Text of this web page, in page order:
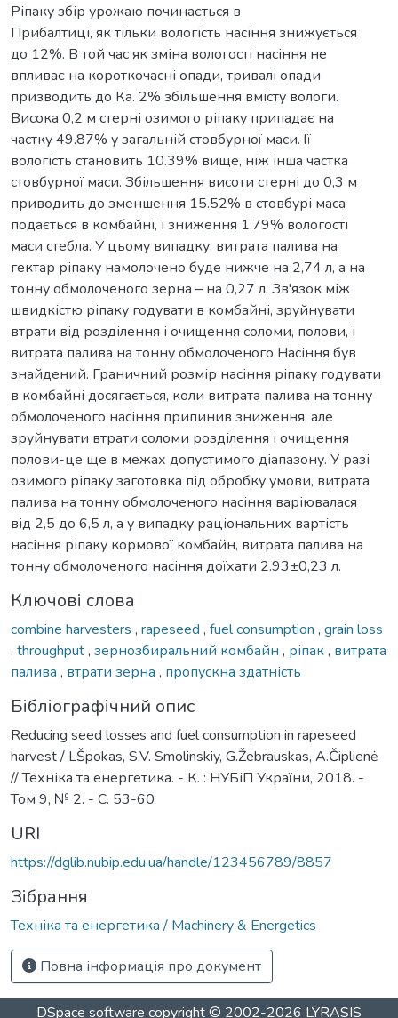
Ріпаку збір урожаю починається в
Прибалтиці, як тільки вологість насіння знижується
до 12%. В той час як зміна вологості насіння не
впливає на короткочасні опади, тривалі опади
призводить до Ка. 2% збільшення вмісту вологи.
Висока 0,2 м стерні озимого ріпаку припадає на
частку 49.87% у загальній стовбурної маси. Її
вологість становить 10.39% вище, ніж інша частка
стовбурної маси. Збільшення висоти стерні до 0,3 м
приводить до зменшення 15.52% в стовбурі маса
подається в комбайні, і зниження 1.79% вологості
маси стебла. У цьому випадку, витрата палива на
гектар ріпаку намолочено буде нижче на 2,74 л, а на
тонну обмолоченого зерна – на 0,27 л. Зв'язок між
швидкістю ріпаку годувати в комбайні, зруйнувати
втрати від розділення і очищення соломи, полови, і
витрата палива на тонну обмолоченого Насіння був
знайдений. Граничний розмір насіння ріпаку годувати
в комбайні досягається, коли витрата палива на тонну
обмолоченого насіння припинив зниження, але
зруйнувати втрати соломи розділення і очищення
полови-це ще в межах допустимого діапазону. У разі
озимого ріпаку заготовка під обробку умови, витрата
палива на тонну обмолоченого насіння варіювалася
від 2,5 до 6,5 л, а у випадку раціональних вартість
насіння ріпаку кормової комбайн, витрата палива на
тонну обмолоченого насіння доїхати 2.93±0,23 л.
Ключові слова
combine harvesters , rapeseed , fuel consumption , grain loss
, throughput, зернозбиральний комбайн , ріпак, витрата
палива , втрати зерна , пропускна здатність
Бібліографічний опис
Reducing seed losses and fuel consumption in rapeseed
harvest / LŠpokas, S.V. Smolinskiy, G.Žebrauskas, A.Čiplienė
// Техніка та енергетика. - К. : НУБіП України, 2018. -
Том 9, № 2. - С. 53-60
URI
https://dglib.nubip.edu.ua/handle/123456789/8857
Зібрання
Техніка та енергетика / Machinery & Energetics
Повна інформація про документ
DSpace software copyright © 2002-2026 LYRASIS